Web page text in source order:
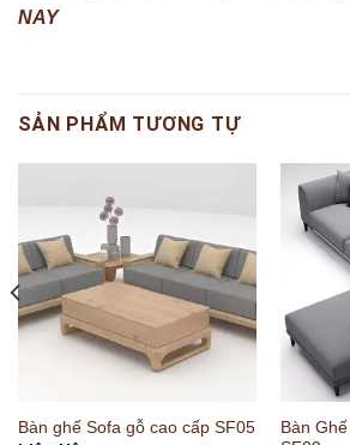
NAY
SẢN PHẨM TƯƠNG TỰ
Bàn ghế Sofa gỗ cao cấp SF05
Bàn